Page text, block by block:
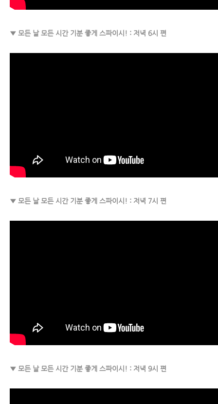
▼ 모든 날 모든 시간 기분 좋게 스파이시! : 저녁 6시 편
▼ 모든 날 모든 시간 기분 좋게 스파이시! : 저녁 7시 편
▼ 모든 날 모든 시간 기분 좋게 스파이시! : 저녁 9시 편